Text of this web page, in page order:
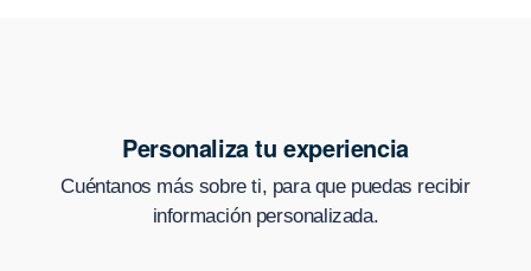
Personaliza tu experiencia
Cuéntanos más sobre ti, para que puedas recibir
información personalizada.